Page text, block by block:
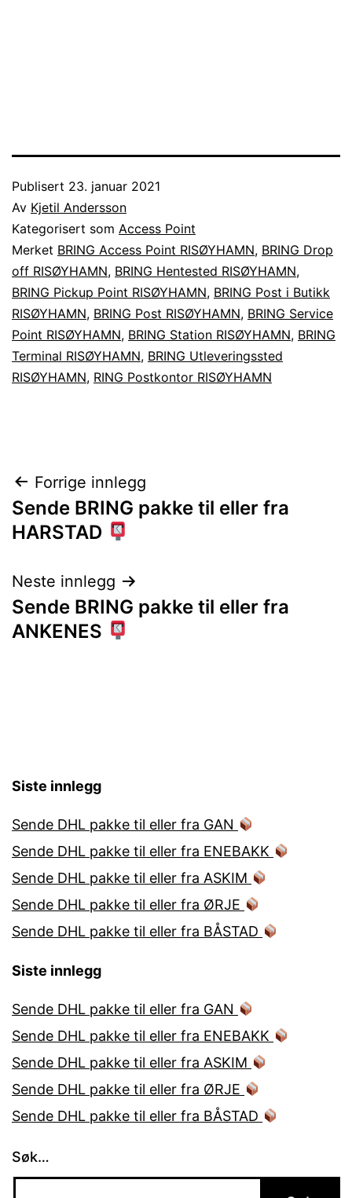
Publisert 23. januar 2021
Av Kjetil Andersson
Kategorisert som Access Point
Merket BRING Access Point RISØYHAMN, BRING Drop
off RISØYHAMN, BRING Hentested RISØYHAMN,
BRING Pickup Point RISØYHAMN, BRING Post i Butikk
RISØYHAMN, BRING Post RISØYHAMN, BRING Service
Point RISØYHAMN, BRING Station RISØYHAMN, BRING
Terminal RISØYHAMN, BRING Utleveringssted
RISØYHAMN, RING Postkontor RISØYHAMN
Innleggsnavigasjon
Forrige innlegg
Sende BRING pakke til eller fra
HARSTAD
Neste innlegg
Sende BRING pakke til eller fra
ANKENES
Siste innlegg
Sende DHL pakke til eller fra GAN
Sende DHL pakke til eller fra ENEBAKK
Sende DHL pakke til eller fra ASKIM
Sende DHL pakke til eller fra ØRJE
Sende DHL pakke til eller fra BÅSTAD
Siste innlegg
Sende DHL pakke til eller fra GAN
Sende DHL pakke til eller fra ENEBAKK
Sende DHL pakke til eller fra ASKIM
Sende DHL pakke til eller fra ØRJE
Sende DHL pakke til eller fra BÅSTAD
Søk…